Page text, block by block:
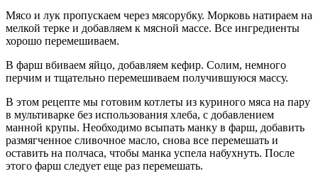
Мясо и лук пропускаем через мясорубку. Морковь натираем на
мелкой терке и добавляем к мясной массе. Все ингредиенты
хорошо перемешиваем.
В фарш вбиваем яйцо, добавляем кефир. Солим, немного
перчим и тщательно перемешиваем получившуюся массу.
В этом рецепте мы готовим котлеты из куриного мяса на пару
в мультиварке без использования хлеба, с добавлением
манной крупы. Необходимо всыпать манку в фарш, добавить
размягченное сливочное масло, снова все перемешать и
оставить на полчаса, чтобы манка успела набухнуть. После
этого фарш следует еще раз перемешать.